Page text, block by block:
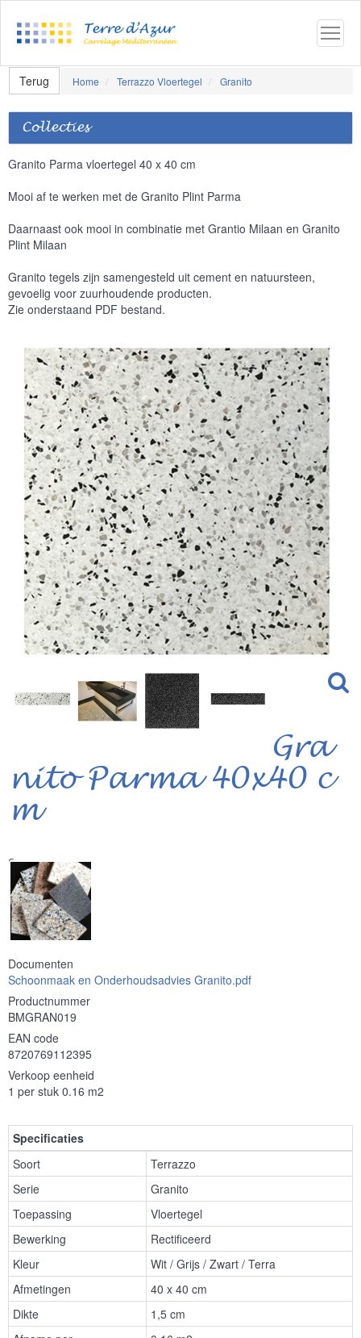
Terug Home Terrazzo Vloertegel Granito
Collecties
Granito Parma vloertegel 40 x 40 cm
Mooi af te werken met de Granito Plint Parma
Daarnaast ook mooi in combinatie met Grantio Milaan en Granito
Plint Milaan
Granito tegels zijn samengesteld uit cement en natuursteen,
gevoelig voor zuurhoudende producten.
Zie onderstaand PDF bestand.
Gra
nito Parma 40x40 c
m
Serie
Documenten
Schoonmaak en Onderhoudsadvies Granito.pdf
Productnummer
BMGRAN019
EAN code
8720769112395
Verkoop eenheid
1 per stuk 0.16 m2
Specificaties
Soort
Terrazzo
Serie
Granito
Toepassing
Vloertegel
Bewerking
Rectificeerd
Kleur
Wit / Grijs / Zwart / Terra
Afmetingen
40 x 40 cm
Dikte
1,5 cm